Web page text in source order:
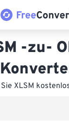
-zu-
XLSM